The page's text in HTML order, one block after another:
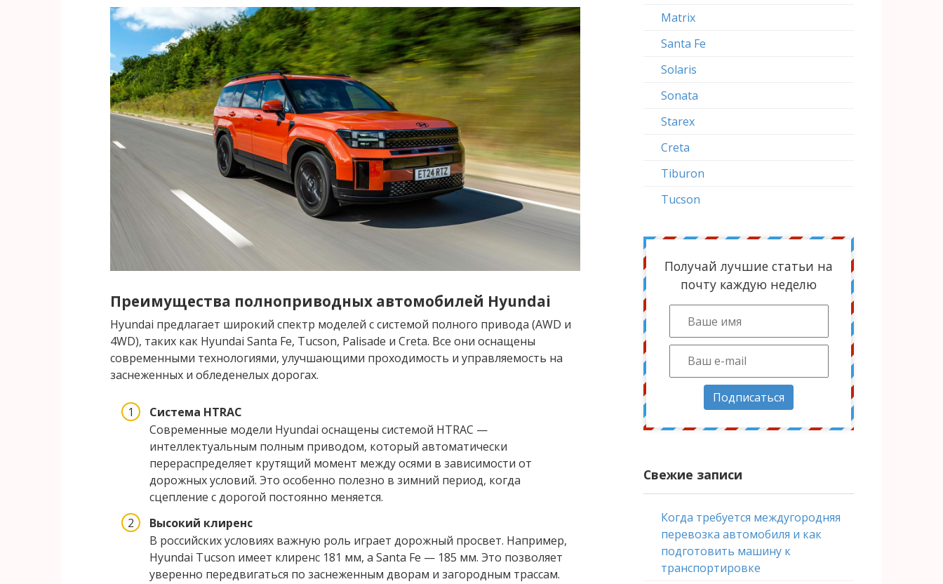
Преимущества полноприводных автомобилей Hyundai
Hyundai предлагает широкий спектр моделей с системой полного привода (AWD и
4WD), таких как Hyundai Santa Fe, Tucson, Palisade и Creta. Все они оснащены
современными технологиями, улучшающими проходимость и управляемость на
заснеженных и обледенелых дорогах.
Система HTRAC
Современные модели Hyundai оснащены системой HTRAC —
интеллектуальным полным приводом, который автоматически
перераспределяет крутящий момент между осями в зависимости от
дорожных условий. Это особенно полезно в зимний период, когда
сцепление с дорогой постоянно меняется.
Высокий клиренс
В российских условиях важную роль играет дорожный просвет. Например,
Hyundai Tucson имеет клиренс 181 мм, а Santa Fe — 185 мм. Это позволяет
уверенно передвигаться по заснеженным дворам и загородным трассам.
Matrix
Santa Fe
Solaris
Sonata
Starex
Creta
Tiburon
Tucson
Получай лучшие статьи на
почту каждую неделю
Подписаться
Свежие записи
Когда требуется междугородняя
перевозка автомобиля и как
подготовить машину к
транспортировке